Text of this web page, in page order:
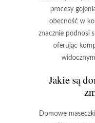
procesy
obecność w
znacznie podnosi
oferując
Jakie są
Domowe